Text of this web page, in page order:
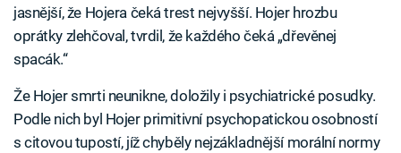
jasnější, že Hojera čeká trest nejvyšší. Hojer hrozbu
oprátky zlehčoval, tvrdil, že každého čeká „dřevěnej
spacák.“
Že Hojer smrti neunikne, doložily i psychiatrické posudky.
Podle nich byl Hojer primitivní psychopatickou osobností
s citovou tupostí, jíž chyběly nejzákladnější morální normy